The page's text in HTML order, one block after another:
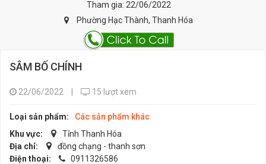
Tham gia: 22/06/2022
Phường Hạc Thành, Thanh Hóa
SÂM BỐ CHÍNH
22/06/2022 15 lượt xem
Loại sản phẩm:
Các sản phẩm khác
Khu vực:
Tỉnh Thanh Hóa
Địa chỉ:
đồng chạng - thanh sơn
Điện thoại:
0911326586